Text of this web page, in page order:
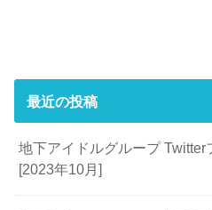
最近の投稿
地下アイドルグループ Twitter
[2023年10月]